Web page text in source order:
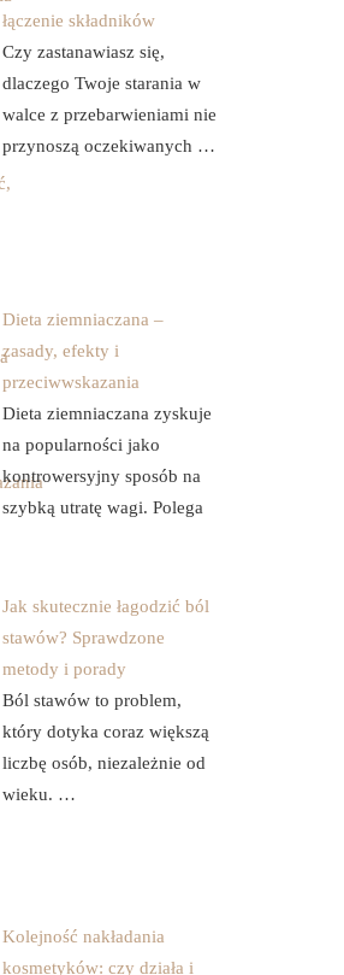
łączenie składników
Czy zastanawiasz się,
dlaczego Twoje starania w
walce z przebarwieniami nie
przynoszą oczekiwanych …
Dieta ziemniaczana –
zasady, efekty i
przeciwwskazania
Dieta ziemniaczana zyskuje
na popularności jako
kontrowersyjny sposób na
szybką utratę wagi. Polega
Jak skutecznie łagodzić ból
stawów? Sprawdzone
metody i porady
Ból stawów to problem,
który dotyka coraz większą
liczbę osób, niezależnie od
wieku. …
Kolejność nakładania
kosmetyków: czy działa i